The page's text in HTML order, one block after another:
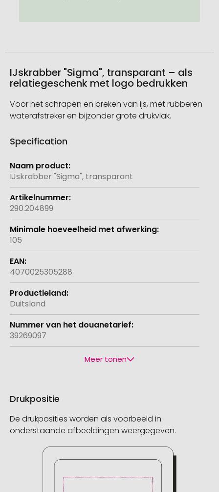
IJskrabber "Sigma", transparant – als
relatiegeschenk met logo bedrukken
Voor het schrapen en breken van ijs, met rubberen
waterafstreker en bijzonder grote drukvlak.
Specification
Meer
informatie
IJskrabber "Sigma", transparant
290.204899
105
4070025305288
Duitsland
39269097
Meer tonen
Drukpositie
De drukposities worden als voorbeeld in
onderstaande afbeeldingen weergegeven.